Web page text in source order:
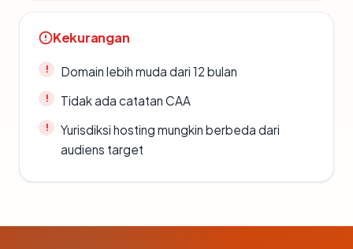
Kekurangan
Domain lebih muda dari 12 bulan
Tidak ada catatan CAA
Yurisdiksi hosting mungkin berbeda dari
audiens target